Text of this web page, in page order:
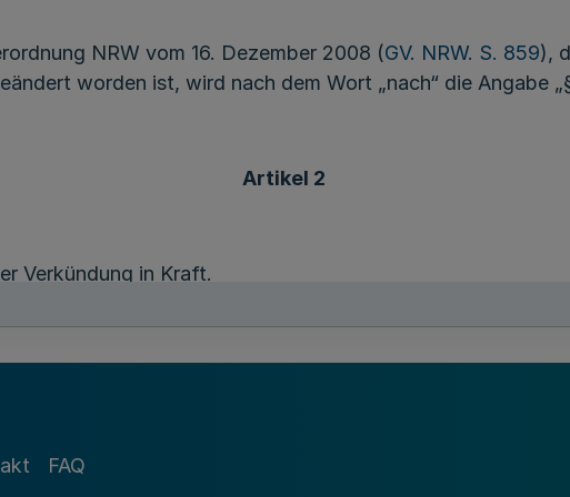
NRW vom 16. Dezember 2008 (GV. NRW. S. 859),
worden ist, wird nach dem Wort „nach“ die Angabe
Artikel 2
Verkündung in Kraft.
FAQ